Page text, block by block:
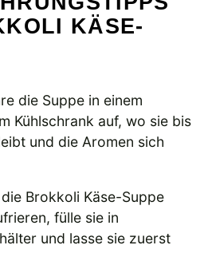
KÄSE-
die Suppe in einem
Kühlschrank auf, wo sie bis
und die Aromen sich
Brokkoli Käse-Suppe
fülle sie in
und lasse sie zuerst